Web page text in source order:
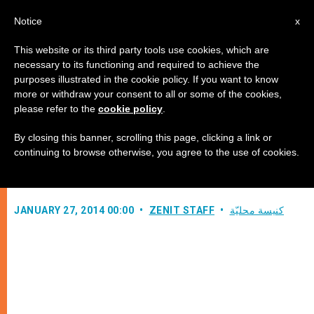
سرقة ذخيرة للطوباوي يوحنا بولس
الثاني
JANUARY 27, 2014 00:00 ZENIT STAFF كنيسة محليّة
x
Notice
This website or its third party tools use cookies, which are
necessary to its functioning and required to achieve the
purposes illustrated in the cookie policy. If you want to know
more or withdraw your consent to all or some of the cookies,
please refer to the cookie policy
By closing this banner, scrolling this page, clicking a link or
continuing to browse otherwise, you agree to the use of cookies.